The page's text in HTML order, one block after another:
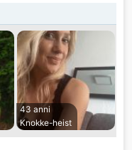
43 anni
Knokke-heist